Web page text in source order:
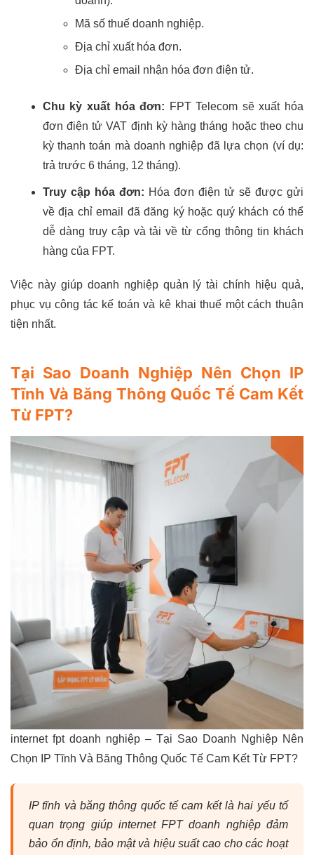
Mã số thuế doanh nghiệp.
Địa chỉ xuất hóa đơn.
Địa chỉ email nhận hóa đơn điện tử.
Chu kỳ xuất hóa đơn: FPT Telecom sẽ xuất hóa
đơn điện tử VAT định kỳ hàng tháng hoặc theo chu
kỳ thanh toán mà doanh nghiệp đã lựa chọn (ví dụ:
trả trước 6 tháng, 12 tháng).
Truy cập hóa đơn: Hóa đơn điện tử sẽ được gửi
về địa chỉ email đã đăng ký hoặc quý khách có thể
dễ dàng truy cập và tải về từ cổng thông tin khách
hàng của FPT.
Việc này giúp doanh nghiệp quản lý tài chính hiệu quả,
phục vụ công tác kế toán và kê khai thuế một cách thuận
tiện nhất.
Tại Sao Doanh Nghiệp Nên Chọn IP
Tĩnh Và Băng Thông Quốc Tế Cam Kết
Từ FPT?
internet fpt doanh nghiệp – Tại Sao Doanh Nghiệp Nên
Chọn IP Tĩnh Và Băng Thông Quốc Tế Cam Kết Từ FPT?
IP tĩnh và băng thông quốc tế cam kết là hai yếu tố
quan trọng giúp internet FPT doanh nghiệp đảm
bảo ổn định, bảo mật và hiệu suất cao cho các hoạt